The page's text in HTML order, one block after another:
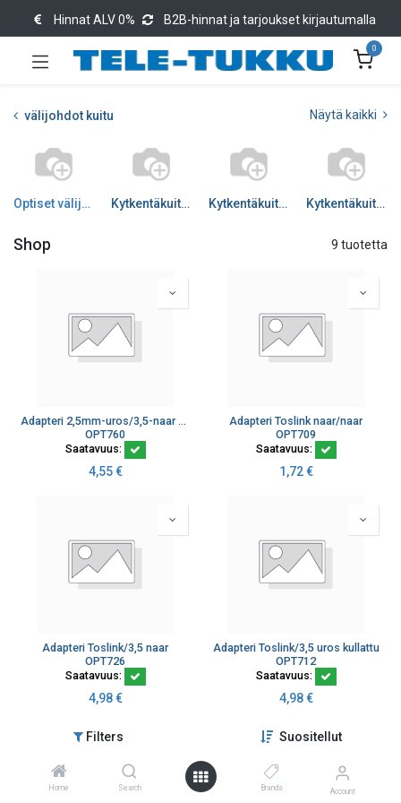
Filters Suositellut
Home Search Brands Account
Hinnat ALV 0% B2B-hinnat ja tarjoukset kirjautumalla
0
välijohdot kuitu Näytä kaikki
Optiset välijohdot Kytkentäkuitu SM Simplex Kytkentäkuitu SM Duplex Kytkentäkuitu MM
Shop 9 tuotetta
Adapteri 2,5mm-uros/3,5-naar opt
OPT760
Saatavuus:
4,55€
Adapteri Toslink naar/naar
OPT709
Saatavuus:
1,72€
Adapteri Toslink/3,5 naar
OPT726
Saatavuus:
4,98€
Adapteri Toslink/3,5 uros kullattu
OPT712
Saatavuus:
4,98€